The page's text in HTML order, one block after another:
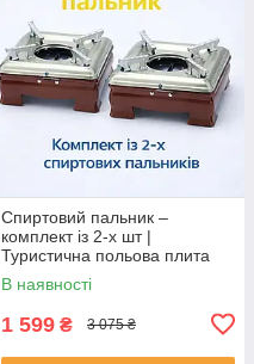
Спиртовий пальник –
комплект із 2-х шт |
Туристична польова плита
для дому, укриття та кемпінгу
В наявності
1 599 ₴ 3 075 ₴